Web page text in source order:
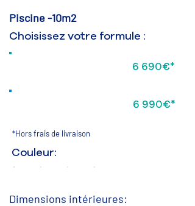
Piscine -10m2
Choisissez votre formule :
6 690€*
6 990€*
*Hors frais de livraison
Couleur:
Dimensions intérieures: